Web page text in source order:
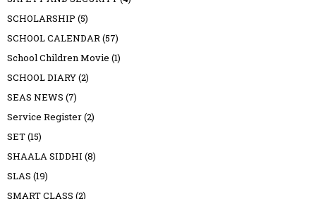
SCHOLARSHIP (5)
SCHOOL CALENDAR(57)
School Children Movie (1)
SCHOOL DIARY(2)
SEAS NEWS (7)
Service Register(2)
SET(15)
SHAALA SIDDHI (8)
SLAS (19)
SMART CLASS (2)